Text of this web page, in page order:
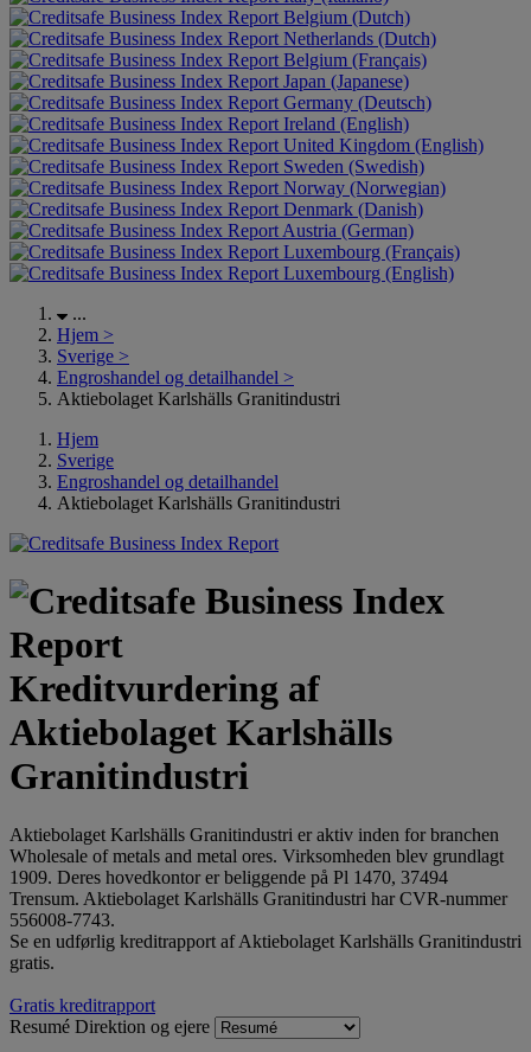
Belgium (Dutch)
Netherlands (Dutch)
Belgium (Français)
Japan (Japanese)
Germany (Deutsch)
Ireland (English)
United Kingdom (English)
Sweden (Swedish)
Norway (Norwegian)
Denmark (Danish)
Austria (German)
Luxembourg (Français)
Luxembourg (English)
...
Hjem >
Sverige >
Engroshandel og detailhandel >
Aktiebolaget Karlshälls Granitindustri
Hjem
Sverige
Engroshandel og detailhandel
Aktiebolaget Karlshälls Granitindustri
Kreditvurdering af
Aktiebolaget Karlshälls
Granitindustri
Aktiebolaget Karlshälls Granitindustri er aktiv inden for branchen
Wholesale of metals and metal ores. Virksomheden blev grundlagt
1909. Deres hovedkontor er beliggende på Pl 1470, 37494
Trensum. Aktiebolaget Karlshälls Granitindustri har CVR-nummer
556008-7743.
Se en udførlig kreditrapport af Aktiebolaget Karlshälls Granitindustri
gratis.
Gratis kreditrapport
Resumé Direktion og ejere